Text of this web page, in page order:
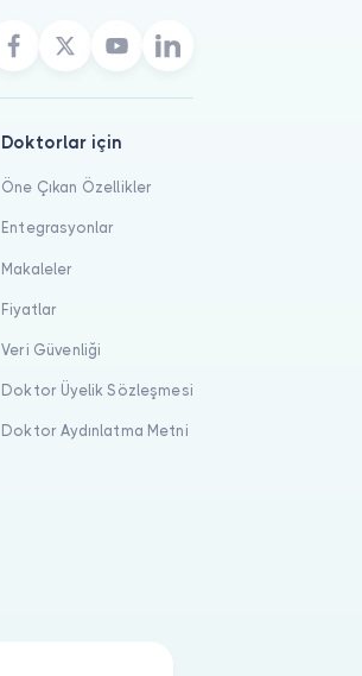
Doktorlar için
Öne Çıkan Özellikler
Entegrasyonlar
Makaleler
Fiyatlar
Veri Güvenliği
Doktor Üyelik Sözleşmesi
Doktor Aydınlatma Metni